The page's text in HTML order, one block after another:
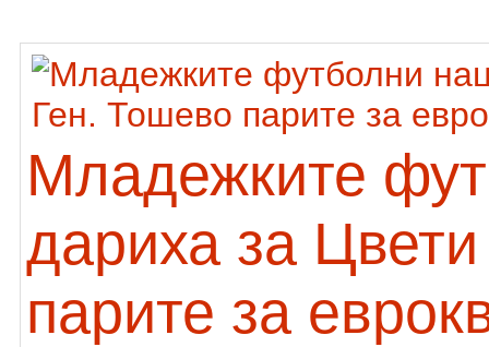
Младежките
дариха за
парите за